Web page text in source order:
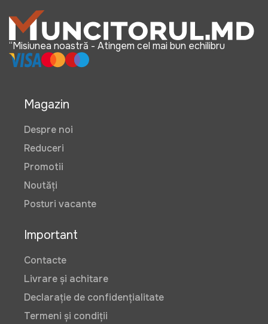
“Misiunea noastră - Atingem cel mai bun echilibru
Magazin
Despre noi
Reduceri
Promotii
Noutăți
Posturi vacante
Important
Contacte
Livrare și achitare
Declarație de confidențialitate
Termeni și condiții